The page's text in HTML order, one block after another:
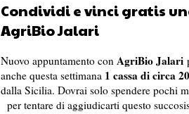
Condividi e vinci gratis
AgriBio Jalari
Nuovo appuntamento con AgriBio Jalari
anche questa settimana 1 cassa di circa
dalla Sicilia. Dovrai solo spendere pochi
per tentare di aggiudicarti questo